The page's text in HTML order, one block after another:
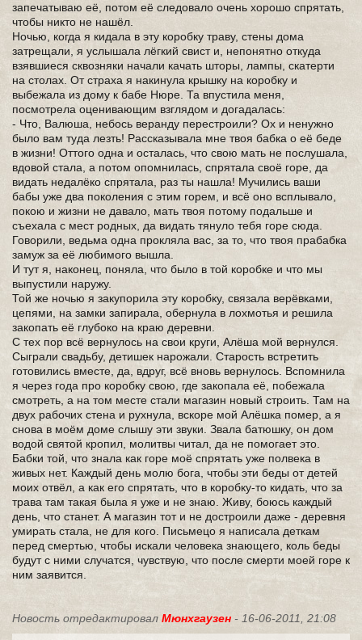
запечатываю её, потом её следовало очень хорошо спрятать,
чтобы никто не нашёл.
Ночью, когда я кидала в эту коробку траву, стены дома
затрещали, я услышала лёгкий свист и, непонятно откуда
взявшиеся сквозняки начали качать шторы, лампы, скатерти
на столах. От страха я накинула крышку на коробку и
выбежала из дому к бабе Нюре. Та впустила меня,
посмотрела оценивающим взглядом и догадалась:
- Что, Валюша, небось веранду перестроили? Ох и ненужно
было вам туда лезть! Рассказывала мне твоя бабка о её беде
в жизни! Оттого одна и осталась, что свою мать не послушала,
вдовой стала, а потом опомнилась, спрятала своё горе, да
видать недалёко спрятала, раз ты нашла! Мучились ваши
бабы уже два поколения с этим горем, и всё оно всплывало,
покою и жизни не давало, мать твоя потому подальше и
съехала с мест родных, да видать тянуло тебя горе сюда.
Говорили, ведьма одна прокляла вас, за то, что твоя прабабка
замуж за её любимого вышла.
И тут я, наконец, поняла, что было в той коробке и что мы
выпустили наружу.
Той же ночью я закупорила эту коробку, связала верёвками,
цепями, на замки запирала, обернула в лохмотья и решила
закопать её глубоко на краю деревни.
С тех пор всё вернулось на свои круги, Алёша мой вернулся.
Сыграли свадьбу, детишек нарожали. Старость встретить
готовились вместе, да, вдруг, всё вновь вернулось. Вспомнила
я через года про коробку свою, где закопала её, побежала
смотреть, а на том месте стали магазин новый строить. Там на
двух рабочих стена и рухнула, вскоре мой Алёшка помер, а я
снова в моём доме слышу эти звуки. Звала батюшку, он дом
водой святой кропил, молитвы читал, да не помогает это.
Бабки той, что знала как горе моё спрятать уже полвека в
живых нет. Каждый день молю бога, чтобы эти беды от детей
моих отвёл, а как его спрятать, что в коробку-то кидать, что за
трава там такая была я уже и не знаю. Живу, боюсь каждый
день, что станет. А магазин тот и не достроили даже - деревня
умирать стала, не для кого. Письмецо я написала деткам
перед смертью, чтобы искали человека знающего, коль беды
будут с ними случатся, чувствую, что после смерти моей горе к
ним заявится.
Новость отредактировал Мюнхгаузен - 16-06-2011, 21:08